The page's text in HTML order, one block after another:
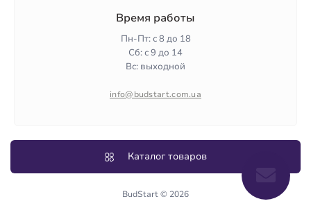
Политика конфиденциальности
Время работы
Пн-Пт: с 8 до 18
Сб: с 9 до 14
Вс: выходной
info@budstart.com.ua
Каталог товаров
BudStart © 2026